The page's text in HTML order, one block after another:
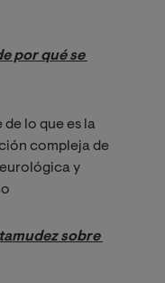
por qué se
de lo que es la
compleja de
y
sobre